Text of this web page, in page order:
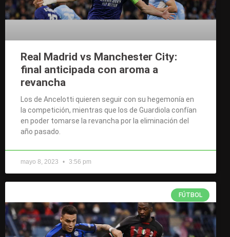
Real Madrid vs Manchester City:
final anticipada con aroma a
revancha
Los de Ancelotti quieren seguir con su hegemonía en
la competición, mientras que los de Guardiola confían
en poder tomarse la revancha por la eliminación del
año pasado.
mayo 8, 2023 3:56 pm
FÚTBOL